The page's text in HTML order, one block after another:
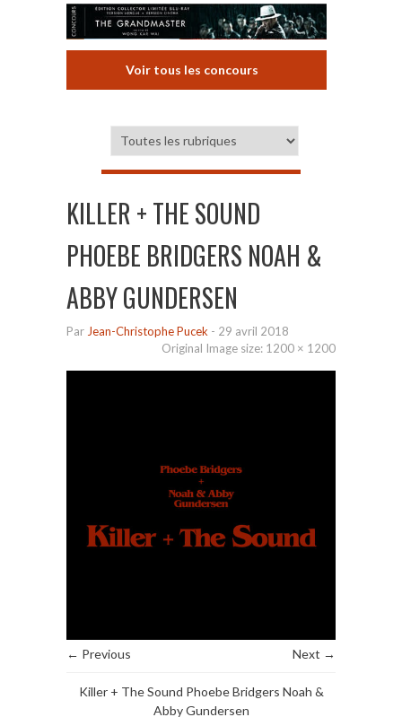
Voir tous les concours
KILLER + THE SOUND
PHOEBE BRIDGERS NOAH &
ABBY GUNDERSEN
Par Jean-Christophe Pucek - 29 avril 2018
Original Image size: 1200 × 1200
← Previous Next →
Killer + The Sound Phoebe Bridgers Noah &
Abby Gundersen